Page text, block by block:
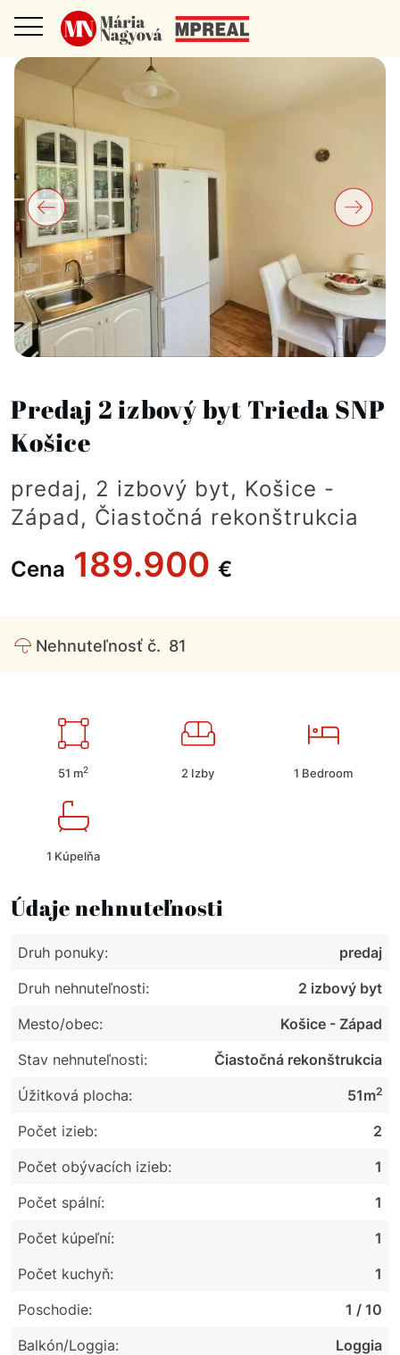
Predaj 2 izbový byt Trieda SNP
Košice
predaj, 2 izbový byt, Košice -
Západ, Čiastočná rekonštrukcia
Cena 189.900 €
Nehnuteľnosť č. 81
51 m2 2 Izby 1 Bedroom
1 Kúpelňa
Údaje nehnuteľnosti
Druh ponuky:
predaj
Druh nehnuteľnosti:
2 izbový byt
Mesto/obec:
Košice - Západ
Stav nehnuteľnosti:
Čiastočná rekonštrukcia
Úžitková plocha:
51m2
Počet izieb:
2
Počet obývacích izieb:
1
Počet spální:
1
Počet kúpeľní:
1
Počet kuchyň:
1
Poschodie:
1 / 10
Balkón/Loggia:
Loggia